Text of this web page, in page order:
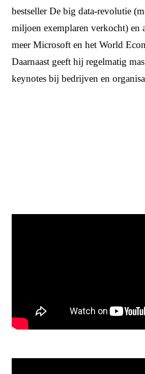
bestseller De big data-revolutie
miljoen exemplaren verkocht) en
meer Microsoft en het World
Daarnaast geeft hij regelmatig
keynotes bij bedrijven en